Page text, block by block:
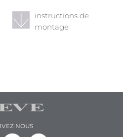
instructions de
montage
NOUS